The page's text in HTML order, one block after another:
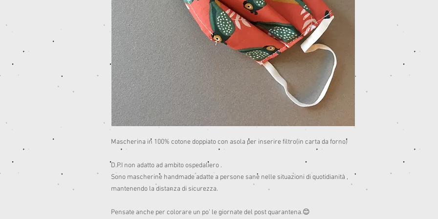
Mascherina in 100% cotone doppiato con asola per inserire filtro(in carta da forno)
D.P.I non adatto ad ambito ospedaliero .
Sono mascherine handmade adatte a persone sane nelle situazioni di quotidianità ,
mantenendo la distanza di sicurezza.
Pensate anche per colorare un po’ le giornate del post quarantena.😊